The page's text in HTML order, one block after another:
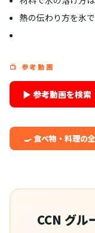
熱の伝わり方を氷
📺 参考動画
▶ 参考動画を検索
🍳 食べ物・料理の
CCN グル